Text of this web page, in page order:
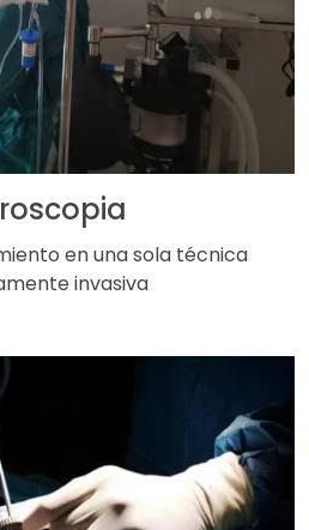
en una sola técnica
invasiva